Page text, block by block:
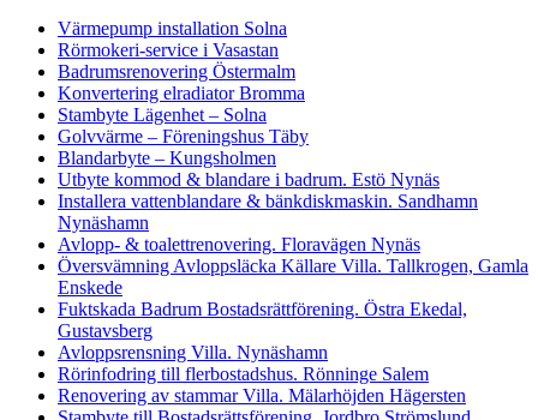
Värmepump installation Solna
Rörmokeri-service i Vasastan
Badrumsrenovering Östermalm
Konvertering elradiator Bromma
Stambyte Lägenhet – Solna
Golvvärme – Föreningshus Täby
Blandarbyte – Kungsholmen
Utbyte kommod & blandare i badrum. Estö Nynäs
Installera vattenblandare & bänkdiskmaskin. Sandhamn
Nynäshamn
Avlopp- & toalettrenovering. Floravägen Nynäs
Översvämning Avloppsläcka Källare Villa. Tallkrogen, Gamla
Enskede
Fuktskada Badrum Bostadsrättförening. Östra Ekedal,
Gustavsberg
Avloppsrensning Villa. Nynäshamn
Rörinfodring till flerbostadshus. Rönninge Salem
Renovering av stammar Villa. Mälarhöjden Hägersten